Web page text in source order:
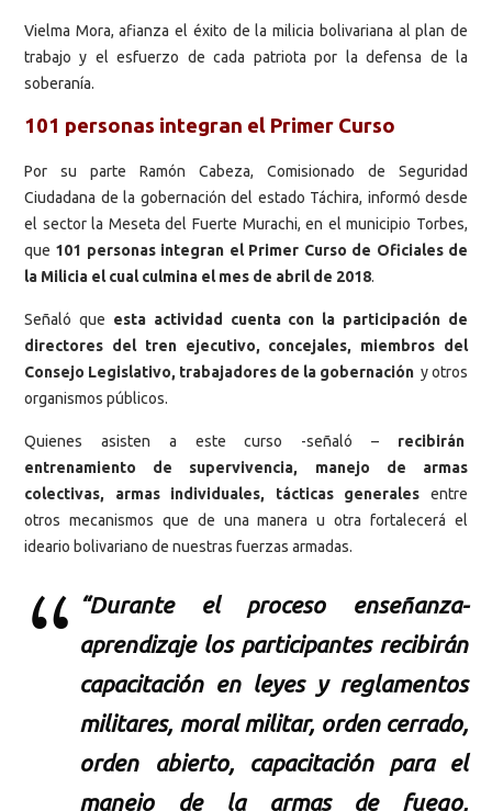
Vielma Mora, afianza el éxito de la milicia bolivariana al plan de
trabajo y el esfuerzo de cada patriota por la defensa de la
soberanía.
101 personas integran el Primer Curso
Por su parte Ramón Cabeza, Comisionado de Seguridad
Ciudadana de la gobernación del estado Táchira, informó desde
el sector la Meseta del Fuerte Murachi, en el municipio Torbes,
que 101 personas integran el Primer Curso de Oficiales de
la Milicia el cual culmina el mes de abril de 2018.
Señaló que esta actividad cuenta con la participación de
directores del tren ejecutivo, concejales, miembros del
Consejo Legislativo, trabajadores de la gobernación y otros
organismos públicos.
Quienes asisten a este curso -señaló – recibirán
entrenamiento de supervivencia, manejo de armas
colectivas, armas individuales, tácticas generales entre
otros mecanismos que de una manera u otra fortalecerá el
ideario bolivariano de nuestras fuerzas armadas.
“Durante el proceso enseñanza-
aprendizaje los participantes recibirán
capacitación en leyes y reglamentos
militares, moral militar, orden cerrado,
orden abierto, capacitación para el
manejo de la armas de fuego,